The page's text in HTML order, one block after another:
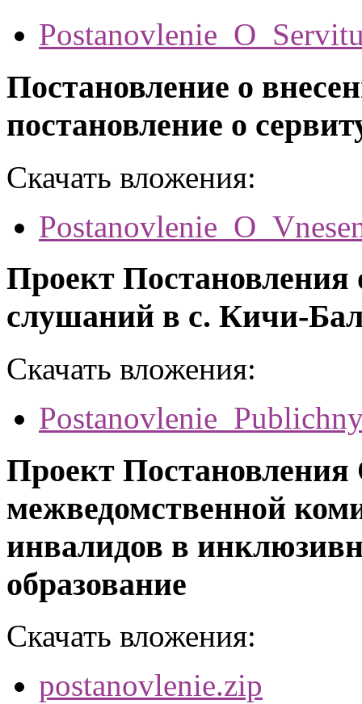
Постановление о
постановление о
Скачать вложения:
Проект
слушаний в с. Кичи-
Скачать вложения:
Проект Постановления
межведомственной
инвалидов в
образование
Скачать вложения:
postanovlenie.zip